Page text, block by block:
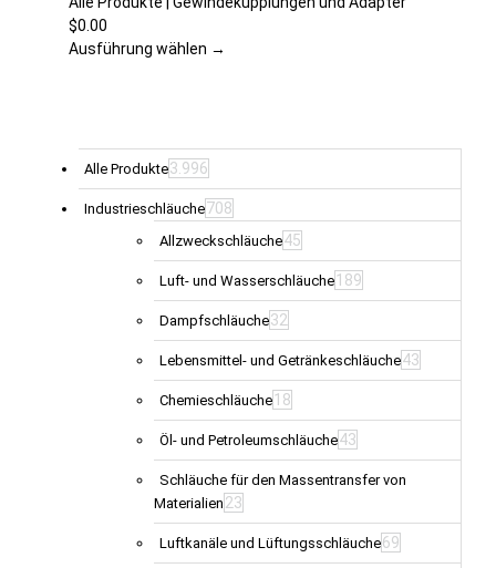
Optionen
werden
$0.00
Ausführung wählen →
Alle Produkte3.996
Industrieschläuche708
Allzweckschläuche45
Luft- und Wasserschläuche 189
Dampfschläuche32
Lebensmittel- und Getränkeschläuche43
Chemieschläuche 18
Öl- und Petroleumschläuche43
Schläuche für den Massentransfer von
Materialien 23
Luftkanäle und Lüftungsschläuche69